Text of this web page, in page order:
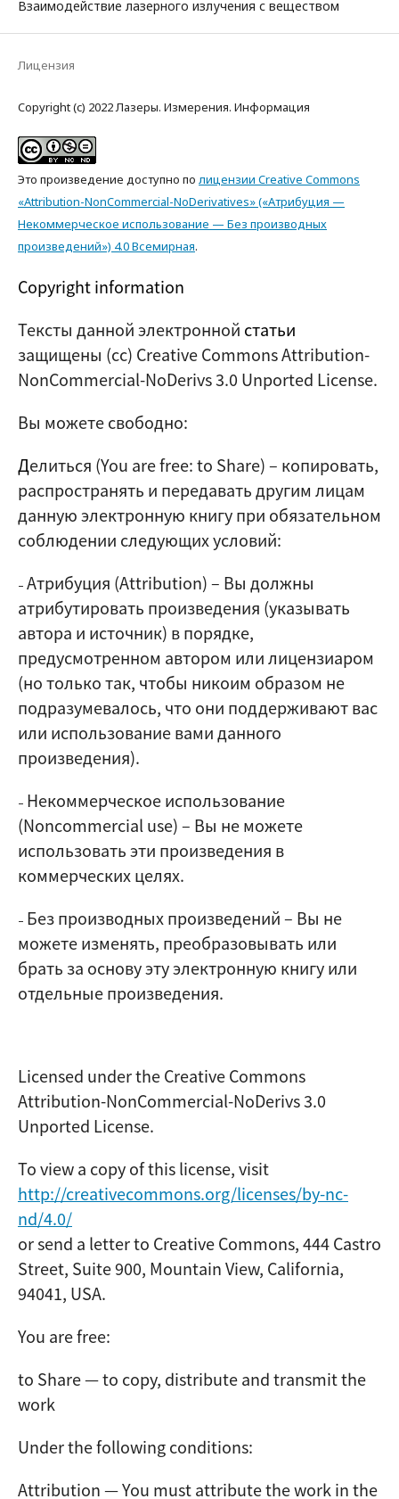
Взаимодействие лазерного излучения с веществом
Лицензия
Copyright (c) 2022 Лазеры. Измерения. Информация
Это произведение доступно по лицензии Creative Commons
«Attribution-NonCommercial-NoDerivatives» («Атрибуция —
Некоммерческое использование — Без производных
произведений») 4.0 Всемирная.
Copyright information
Тексты данной электронной статьи
защищены (cc) Creative Commons Attribution-
NonCommercial-NoDerivs 3.0 Unported License.
Вы можете свободно:
Делиться (You are free: to Share) – копировать,
распространять и передавать другим лицам
данную электронную книгу при обязательном
соблюдении следующих условий:
– Атрибуция (Attribution)– Вы должны
атрибутировать произведения (указывать
автора и источник) в порядке,
предусмотренном автором или лицензиаром
(но только так, чтобы никоим образом не
подразумевалось, что они поддерживают вас
или использование вами данного
произведения).
– Некоммерческое использование
(Noncommercial use)– Вы не можете
использовать эти произведения в
коммерческих целях.
– Без производных произведений– Вы не
можете изменять, преобразовывать или
брать за основу эту электронную книгу или
отдельные произведения.
Licensed under the Creative Commons
Attribution-NonCommercial-NoDerivs 3.0
Unported License.
To view a copy of this license, visit
http://creativecommons.org/licenses/by-nc-
nd/4.0/
or send a letter to Creative Commons, 444 Castro
Street, Suite 900, Mountain View, California,
94041, USA.
You are free:
to Share — to copy, distribute and transmit the
work
Under the following conditions:
Attribution — You must attribute the work in the